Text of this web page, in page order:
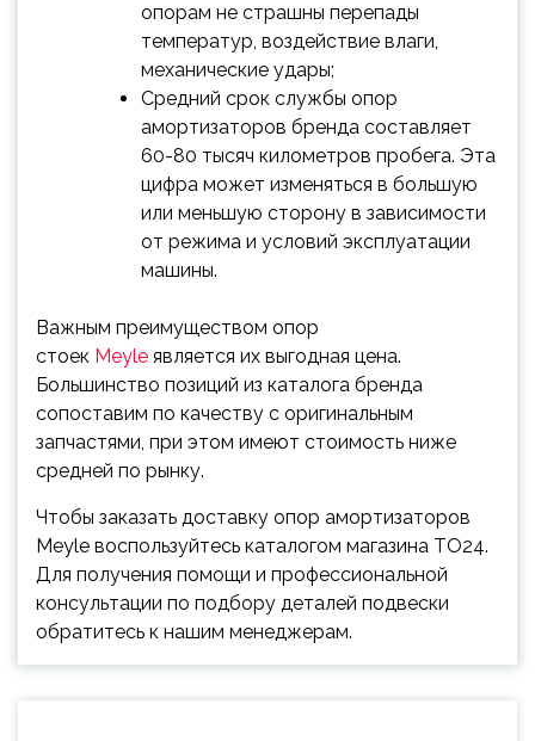
опорам не страшны перепады
температур, воздействие влаги,
механические удары;
Средний срок службы опор
амортизаторов бренда составляет
60-80 тысяч километров пробега. Эта
цифра может изменяться в большую
или меньшую сторону в зависимости
от режима и условий эксплуатации
машины.
Важным преимуществом опор
стоек Meyle является их выгодная цена.
Большинство позиций из каталога бренда
сопоставим по качеству с оригинальным
запчастями, при этом имеют стоимость ниже
средней по рынку.
Чтобы заказать доставку опор амортизаторов
Meyle воспользуйтесь каталогом магазина ТО24.
Для получения помощи и профессиональной
консультации по подбору деталей подвески
обратитесь к нашим менеджерам.